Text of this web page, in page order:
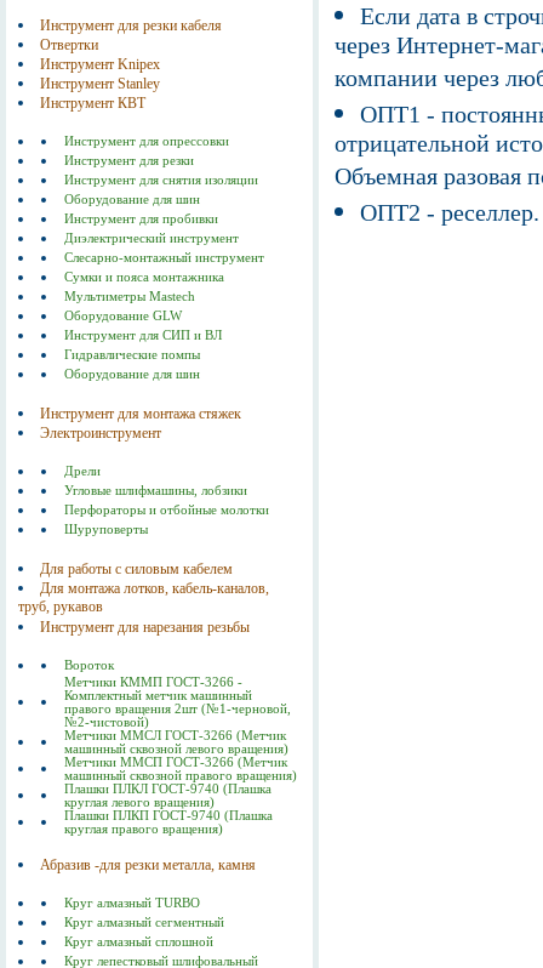
Инструмент для резки кабеля
Отвертки
Инструмент Knipex
Инструмент Stanley
Инструмент КВТ
Инструмент для опрессовки
Инструмент для резки
Инструмент для снятия изоляции
Оборудование для шин
Инструмент для пробивки
Диэлектрический инструмент
Слесарно-монтажный инструмент
Сумки и пояса монтажника
Мультиметры Mastech
Оборудование GLW
Инструмент для СИП и ВЛ
Гидравлические помпы
Оборудование для шин
Инструмент для монтажа стяжек
Электроинструмент
Дрели
Угловые шлифмашины, лобзики
Перфораторы и отбойные молотки
Шуруповерты
Для работы с силовым кабелем
Для монтажа лотков, кабель-каналов,
труб, рукавов
Инструмент для нарезания резьбы
Вороток
Метчики КММП ГОСТ-3266 -
Комплектный метчик машинный
правого вращения 2шт (№1-черновой,
№2-чистовой)
Метчики ММСЛ ГОСТ-3266 (Метчик
машинный сквозной левого вращения)
Метчики ММСП ГОСТ-3266 (Метчик
машинный сквозной правого вращения)
Плашки ПЛКЛ ГОСТ-9740 (Плашка
круглая левого вращения)
Плашки ПЛКП ГОСТ-9740 (Плашка
круглая правого вращения)
Абразив -для резки металла, камня
Круг алмазный TURBO
Круг алмазный сегментный
Круг алмазный сплошной
Круг лепестковый шлифовальный
Если дата в
через Интернет-
компании через
ОПТ1 -
отрицательной
Объемная разовая
ОПТ2 -